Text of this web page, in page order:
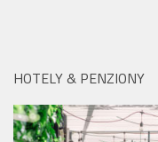
HOTELY & PENZIONY